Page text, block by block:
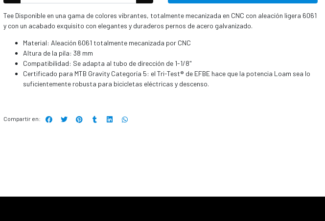
Tee Disponible en una gama de colores vibrantes, totalmente mecanizada en CNC con aleación ligera 6061
y con un acabado exquisito con elegantes y duraderos pernos de acero galvanizado.
Material: Aleación 6061 totalmente mecanizada por CNC
Altura de la pila: 38 mm
Compatibilidad: Se adapta al tubo de dirección de 1-1/8"
Certificado para MTB Gravity Categoría 5: el Tri-Test® de EFBE hace que la potencia Loam sea lo
suficientemente robusta para bicicletas eléctricas y descenso.
Compartir en: